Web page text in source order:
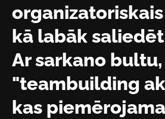
kā labāk
Ar sarkano
"teambuilding
kas